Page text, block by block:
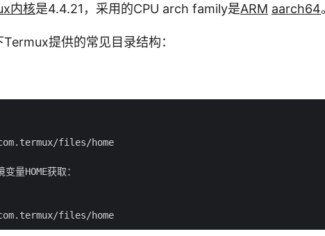
内核是4.4.21，采用的CPU arch family是ARM aarch64
提供的常见目录结构：
files/home
量HOME获取：